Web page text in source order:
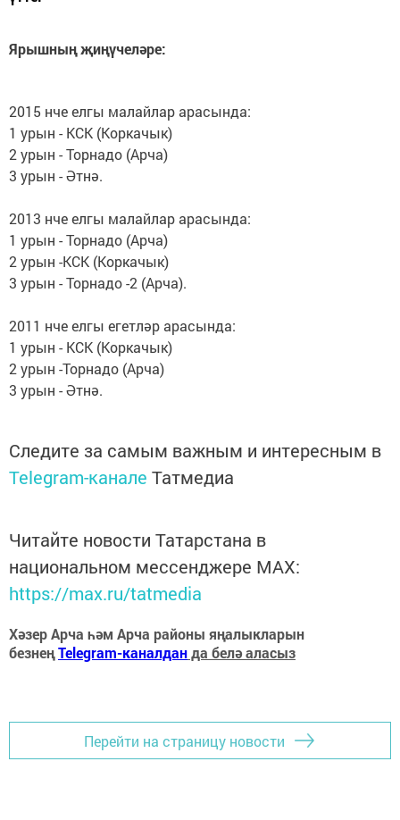
Ярышның җиңүчеләре:
2015 нче елгы малайлар арасында:
1 урын - КСК (Коркачык)
2 урын - Торнадо (Арча)
3 урын - Әтнә.
2013 нче елгы малайлар арасында:
1 урын - Торнадо (Арча)
2 урын -КСК (Коркачык)
3 урын - Торнадо -2 (Арча).
2011 нче елгы егетләр арасында:
1 урын - КСК (Коркачык)
2 урын -Торнадо (Арча)
3 урын - Әтнә.
Следите за самым важным и интересным в
Telegram-канале Татмедиа
Читайте новости Татарстана в
национальном мессенджере MАХ:
https://max.ru/tatmedia
Хәзер Арча һәм Арча районы яңалыкларын
безнеңTelegram-каналданда белә аласыз
Перейти на страницу новости